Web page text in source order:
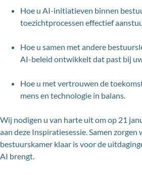
Hoe u AI-initiatieven binnen
toezichtprocessen effectief
Hoe u samen met andere
AI-beleid ontwikkelt dat past bij
Hoe u met vertrouwen de
mens en technologie in balans.
Wij nodigen u van harte uit om op 21
aan deze Inspiratiesessie. Samen zorgen
bestuurskamer klaar is voor de
AI brengt.